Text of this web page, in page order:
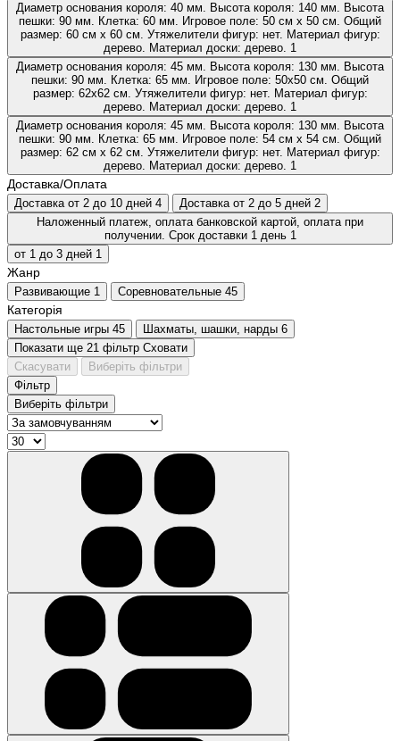
Диаметр основания короля: 40 мм. Высота короля: 140 мм. Высота
пешки: 90 мм. Клетка: 60 мм. Игровое поле: 50 см х 50 см. Общий
размер: 60 см х 60 см. Утяжелители фигур: нет. Материал фигур:
дерево. Материал доски: дерево. 1
Диаметр основания короля: 45 мм. Высота короля: 130 мм. Высота
пешки: 90 мм. Клетка: 65 мм. Игровое поле: 50х50 см. Общий
размер: 62х62 см. Утяжелители фигур: нет. Материал фигур:
дерево. Материал доски: дерево. 1
Диаметр основания короля: 45 мм. Высота короля: 130 мм. Высота
пешки: 90 мм. Клетка: 65 мм. Игровое поле: 54 см х 54 см. Общий
размер: 62 см х 62 см. Утяжелители фигур: нет. Материал фигур:
дерево. Материал доски: дерево. 1
Доставка/Оплата
Доставка от 2 до 10 дней 4 Доставка от 2 до 5 дней 2
Наложенный платеж, оплата банковской картой, оплата при
получении. Срок доставки 1 день 1
от 1 до 3 дней 1
Жанр
Развивающие 1 Соревновательные 45
Категорія
Настольные игры 45 Шахматы, шашки, нарды 6
Показати ще 21 фільтр Сховати
Скасувати
Виберіть фільтри
Фільтр
Виберіть фільтри